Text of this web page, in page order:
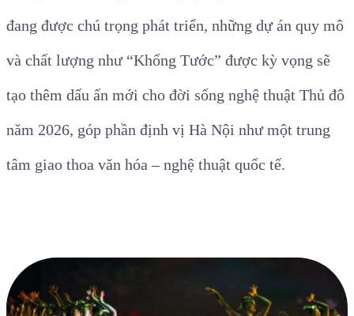
đang được chú trọng phát triển, những dự án quy mô
và chất lượng như “Khổng Tước” được kỳ vọng sẽ
tạo thêm dấu ấn mới cho đời sống nghệ thuật Thủ đô
năm 2026, góp phần định vị Hà Nội như một trung
tâm giao thoa văn hóa – nghệ thuật quốc tế.